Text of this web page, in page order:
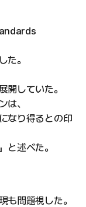
た。
開していた。
は、
なり得るとの印
と述べた。
も問題視した。